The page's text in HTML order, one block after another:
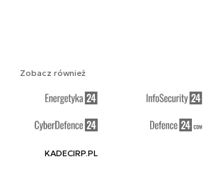
Zobacz również
KADECIRP.PL